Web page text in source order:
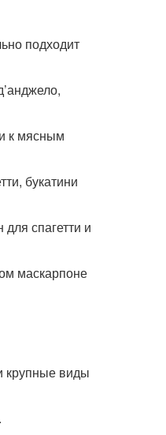
подходит
к мясным
букатини
спагетти и
маскарпоне
крупные виды